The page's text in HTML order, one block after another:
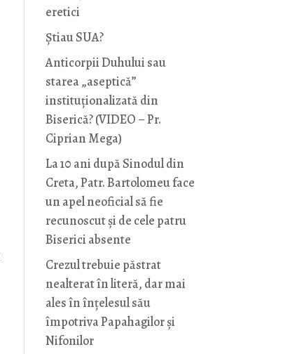
eretici
Știau SUA?
Anticorpii Duhului sau
starea „aseptică”
instituționalizată din
Biserică? (VIDEO – Pr.
Ciprian Mega)
La 10 ani după Sinodul din
Creta, Patr. Bartolomeu face
un apel neoficial să fie
recunoscut și de cele patru
Biserici absente
Crezul trebuie păstrat
nealterat în literă, dar mai
ales în înțelesul său
împotriva Papahagilor și
Nifonilor